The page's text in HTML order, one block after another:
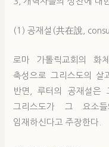
(1) 공재설(共在說,
로마 가톨릭교회의 화
축성으로 그리스도의 살
반면, 루터의 공재설은
그리스도가 그 요소
임재하신다고 주장한다.